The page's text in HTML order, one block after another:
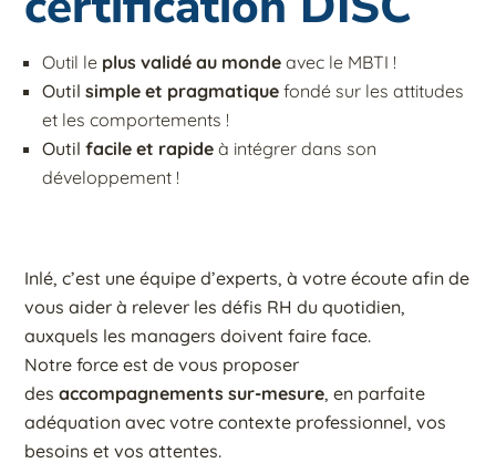
Outil le plus validé au monde avec le MBTI !
Outil simple et pragmatique fondé sur les attitudes
et les comportements !
Outil facile et rapide à intégrer dans son
développement !
Inlé, c’est une équipe d’experts, à votre écoute afin de
vous aider à relever les défis RH du quotidien,
auxquels les managers doivent faire face.
Notre force est de vous proposer
desaccompagnements sur-mesure, en parfaite
adéquation avec votre contexte professionnel, vos
besoins et vos attentes.